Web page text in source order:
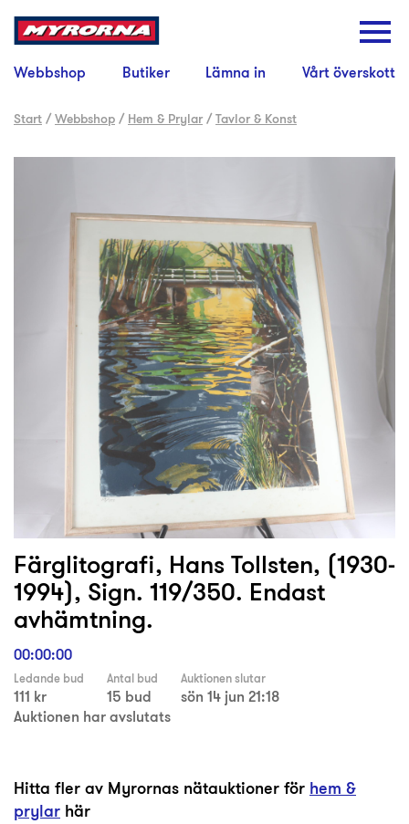
Webbshop Butiker Lämna in Vårt överskott
Start /Webbshop / Hem & Prylar /Tavlor & Konst
Färglitografi, Hans Tollsten, (1930-
1994), Sign. 119/350. Endast
avhämtning.
00:00:00
Ledande bud
111 kr
Antal bud
15 bud
Auktionen slutar
sön 14 jun 21:18
Auktionen har avslutats
Hitta fler av Myrornas nätauktioner för hem &
prylar här